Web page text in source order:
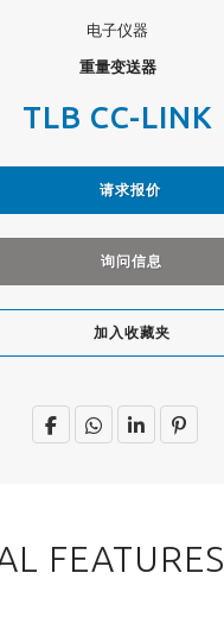
电子仪器
重量变送器
TLB CC-LINK
请求报价
询问信息
加入收藏夹
FEATURES